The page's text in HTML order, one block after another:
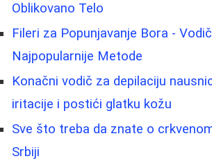
Oblikovano Telo
Fileri za Popunjavanje Bora -
Najpopularnije Metode
Konačni vodič za depilaciju
iritacije i postići glatku kožu
Sve što treba da znate o
Srbiji